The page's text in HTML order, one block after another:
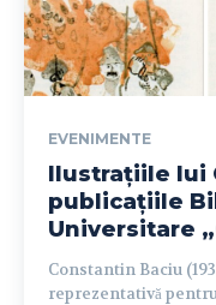
EVENIMENTE
Ilustrațiile lui
publicațiile
Universitare
Constantin Baciu
reprezentativă